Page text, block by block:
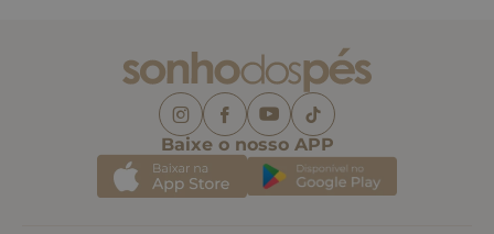
Baixe o nosso APP